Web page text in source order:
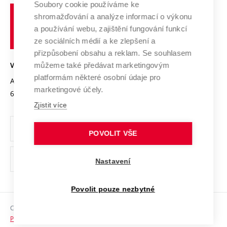
Výzkumné infrastruktury
Transfer znalostí
Open Science
Projekty
Projekty ze strukturálních fondů
Specifický výzkum
Spolupráce se školami
Mezinárodní dohody
Univerzitní sítě
Udržitelná univerzita
Podnikavá univerzita / ContriBUTe
Bezpečná univerzita
Vyznamenání
Organizační struktura
Ochrana osobních údajů
odkaz)
Sociální bezpečí
učení
technické
Brně
VYSOKÉ UČENÍ TECHNICKÉ V BRNĚ
Antonínská 548/1
602 00 Brno
www.vut.cz
vut@vutbr.cz
Copyright © 2026 VUT
Prohlášení o přístupnosti
Soubory cookie používáme ke
shromažďování a analýze informací o výkonu
a používání webu, zajištění fungování funkcí
ze sociálních médií a ke zlepšení a
přizpůsobení obsahu a reklam. Se souhlasem
můžeme také předávat marketingovým
platformám některé osobní údaje pro
marketingové účely.
Zjistit více
POVOLIT VŠE
Nastavení
Povolit pouze nezbytné